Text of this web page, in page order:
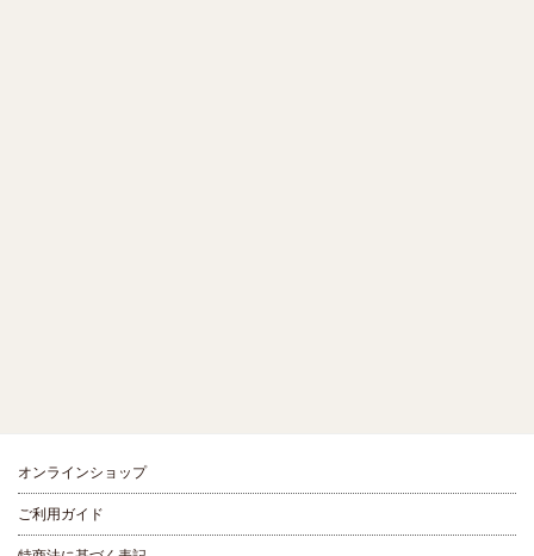
オンラインショップ
ご利用ガイド